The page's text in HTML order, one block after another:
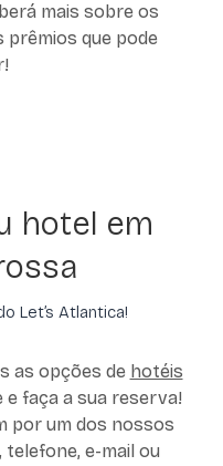
mais sobre os
que pode
hotel em
Let’s Atlantica!
as opções de hotéis
faça a sua reserva!
por um dos nossos
telefone, e-mail ou